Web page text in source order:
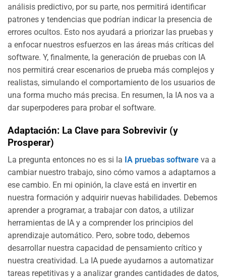
análisis predictivo, por su parte, nos permitirá identificar
patrones y tendencias que podrían indicar la presencia de
errores ocultos. Esto nos ayudará a priorizar las pruebas y
a enfocar nuestros esfuerzos en las áreas más críticas del
software. Y, finalmente, la generación de pruebas con IA
nos permitirá crear escenarios de prueba más complejos y
realistas, simulando el comportamiento de los usuarios de
una forma mucho más precisa. En resumen, la IA nos va a
dar superpoderes para probar el software.
Adaptación: La Clave para Sobrevivir (y
Prosperar)
La pregunta entonces no es si la IA pruebas software va a
cambiar nuestro trabajo, sino cómo vamos a adaptarnos a
ese cambio. En mi opinión, la clave está en invertir en
nuestra formación y adquirir nuevas habilidades. Debemos
aprender a programar, a trabajar con datos, a utilizar
herramientas de IA y a comprender los principios del
aprendizaje automático. Pero, sobre todo, debemos
desarrollar nuestra capacidad de pensamiento crítico y
nuestra creatividad. La IA puede ayudarnos a automatizar
tareas repetitivas y a analizar grandes cantidades de datos,